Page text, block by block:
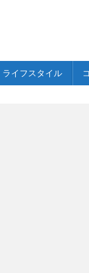
ライフスタイル